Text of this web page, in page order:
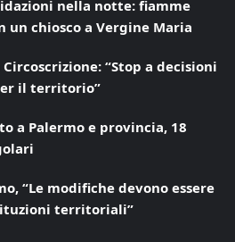
nella notte: fiamme
un chiosco a Vergine Maria
“Stop a decisioni
il territorio”
a Palermo e provincia, 18
“Le modifiche devono essere
territoriali”